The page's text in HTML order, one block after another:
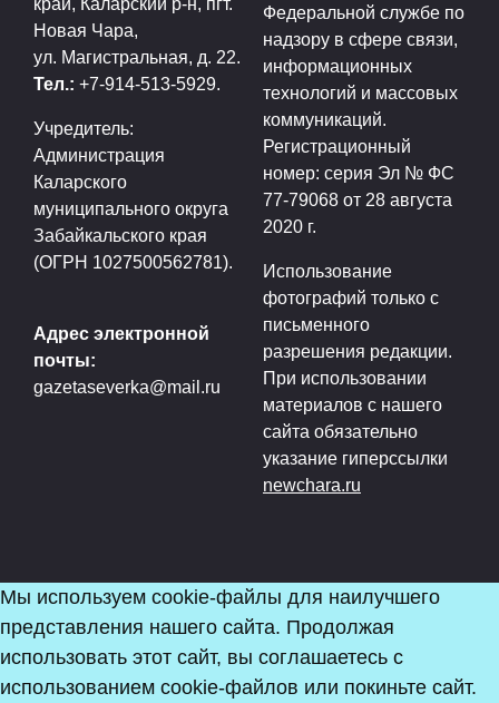
Новая Чара,
ул. Магистральная, д. 22.
Тел.: +7-914-513-5929.
Учредитель:
Администрация
Каларского
муниципального округа
Забайкальского края
(ОГРН 1027500562781).
Адрес электронной
почты:
gazetaseverka@mail.ru
Федеральной службе по
надзору в сфере связи,
информационных
технологий и массовых
коммуникаций.
Регистрационный
номер: серия Эл № ФС
77-79068 от 28 августа
2020 г.
Использование
фотографий только с
письменного
разрешения редакции.
При использовании
материалов с нашего
сайта обязательно
указание гиперссылки
newchara.ru
Мы используем cookie-файлы для наилучшего
представления нашего сайта. Продолжая
использовать этот сайт, вы соглашаетесь с
использованием cookie-файлов или покиньте сайт.